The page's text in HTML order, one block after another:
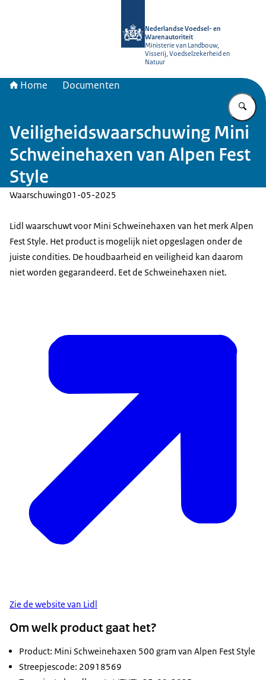
Nederlandse Voedsel- en
Warenautoriteit
Ministerie van Landbouw,
Visserij, Voedselzekerheid en
Natuur
Home Documenten
Veiligheidswaarschuwing Mini
Schweinehaxen van Alpen Fest
Style
Waarschuwing01-05-2025
Lidl waarschuwt voor Mini Schweinehaxen van het merk Alpen
Fest Style. Het product is mogelijk niet opgeslagen onder de
juiste condities. De houdbaarheid en veiligheid kan daarom
niet worden gegarandeerd. Eet de Schweinehaxen niet.
Zie de website van Lidl
Om welk product gaat het?
Product: Mini Schweinehaxen 500 gram van Alpen Fest Style
Streepjescode: 20918569